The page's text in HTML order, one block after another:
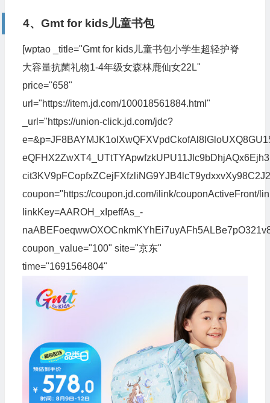
4、Gmt for kids儿童书包
[wptao _title="Gmt for kids儿童书包小学生超轻护脊
大容量抗菌礼物1-4年级女森林鹿仙女22L"
price="658"
url="https://item.jd.com/100018561884.html"
_url="https://union-click.jd.com/jdc?
coupon="https://coupon.jd.com/ilink/couponActiveFront/
linkKey=AAROH_xIpeffAs_-
coupon_value="100" site="京东"
time="1691564804"